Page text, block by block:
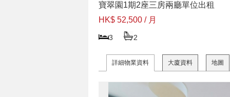
寶翠園1期2座三房兩廳單位出租
HK$ 52,500 / 月
3 2
詳細物業資料 大廈資料 地圖